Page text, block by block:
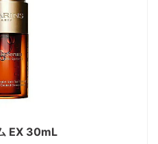
EX 30mL